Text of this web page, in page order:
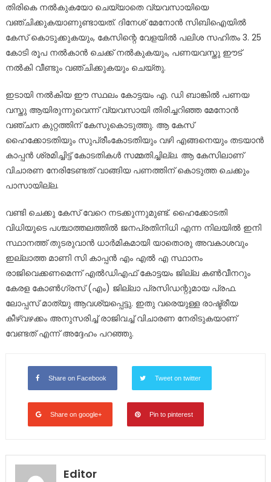
തിരികെ നൽകുകയോ ചെയ്യാതെ വ്യവസായിയെ
വഞ്ചിക്കുകയാണുണ്ടായത്. ദിനേശ് മേനോൻ സിബിഐയിൽ
കേസ് കൊടുക്കുകയും, കേസിന്റെ വേളയിൽ പലിശ സഹിതം 3. 25
കോടി രൂപ നൽകാൻ ചെക്ക് നൽകുകയും, പണയവസ്തു ഈട്
നൽകി വീണ്ടും വഞ്ചിക്കുകയും ചെയ്തു.
ഇടായി നൽകിയ ഈ സ്ഥലം കോട്ടയം എ. ഡി ബാങ്കിൽ പണയ
വസ്തു ആയിരുന്നുവെന്ന് വ്യവസായി തിരിച്ചറിഞ്ഞ മേനോൻ
വഞ്ചന കുറ്റത്തിന് കേസുകൊടുത്തു. ആ കേസ്
ഹൈക്കോടതിയും സുപ്രീംകോടതിയും വഴി എങ്ങനെയും തടയാൻ
കാപ്പൻ ശ്രമിച്ചിട്ട് കോടതികൾ സമ്മതിച്ചില്ല. ആ കേസിലാണ്
വിചാരണ നേരിടേണ്ടത് വാങ്ങിയ പണത്തിന് കൊടുത്ത ചെക്കും
പാസായില്ല.
വണ്ടി ചെക്കു കേസ് വേറെ നടക്കുന്നുമുണ്ട്. ഹൈക്കോടതി
വിധിയുടെ പശ്ചാത്തലത്തിൽ ജനപ്രതിനിധി എന്ന നിലയിൽ ഇനി
സ്ഥാനത്ത് തുടരുവാൻ ധാർമികമായി യാതൊരു അവകാശവും
ഇല്ലാത്ത മാണി സി കാപ്പൻ എം എൽ എ സ്ഥാനം
രാജിവെക്കണമെന്ന് എൽഡിഎഫ് കോട്ടയം ജില്ല കൺവീനറും
കേരള കോൺഗ്രസ് (എം) ജില്ലാ പ്രസിഡന്റുമായ പ്രഫ.
ലോപ്പസ് മാത്യു ആവശ്യപ്പെട്ടു. ഇതു വരെയുള്ള രാഷ്ട്രീയ
കീഴ്വഴക്കം അനുസരിച്ച് രാജിവച്ച് വിചാരണ നേരിടുകയാണ്
വേണ്ടത് എന്ന് അദ്ദേഹം പറഞ്ഞു.
Share on Facebook Tweet on twitter
Share on google+ Pin to pinterest
Editor